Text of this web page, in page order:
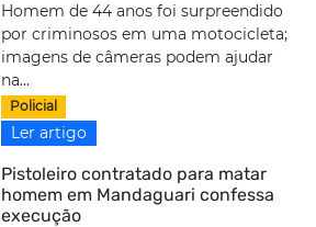
Homem de 44 anos foi surpreendido
por criminosos em uma motocicleta;
imagens de câmeras podem ajudar
na...
Policial
Ler artigo
Pistoleiro contratado para matar
homem em Mandaguari confessa
execução